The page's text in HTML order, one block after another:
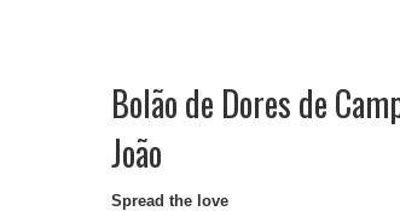
Bolão de Dores de
João
Spread the love